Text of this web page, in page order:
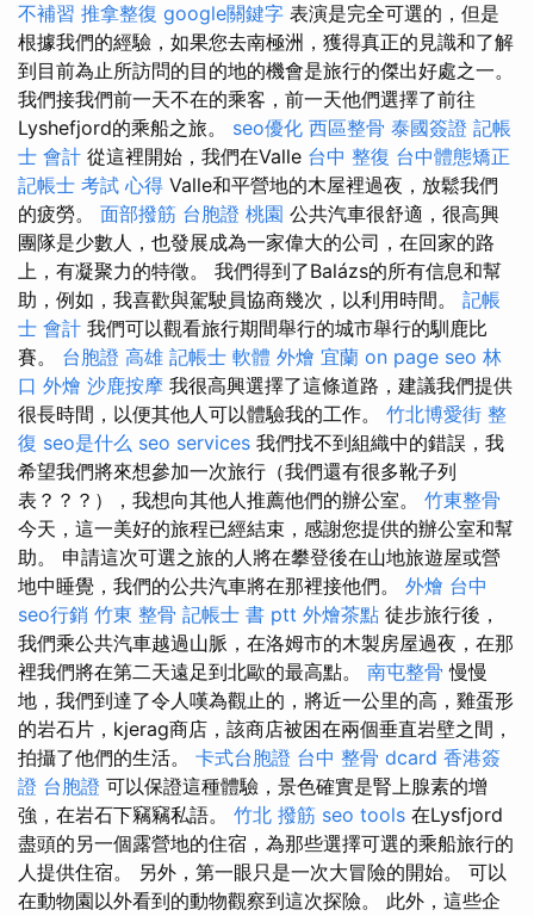
不補習 推拿整復 google關鍵字 表演是完全可選的，但是
根據我們的經驗，如果您去南極洲，獲得真正的見識和了解
到目前為止所訪問的目的地的機會是旅行的傑出好處之一。
我們接我們前一天不在的乘客，前一天他們選擇了前往
Lyshefjord的乘船之旅。 seo優化 西區整骨 泰國簽證 記帳
士 會計 從這裡開始，我們在Valle 台中 整復 台中體態矯正
記帳士 考試 心得 Valle和平營地的木屋裡過夜，放鬆我們
的疲勞。 面部撥筋 台胞證 桃園 公共汽車很舒適，很高興
團隊是少數人，也發展成為一家偉大的公司，在回家的路
上，有凝聚力的特徵。 我們得到了Balázs的所有信息和幫
助，例如，我喜歡與駕駛員協商幾次，以利用時間。 記帳
士 會計 我們可以觀看旅行期間舉行的城市舉行的馴鹿比
賽。 台胞證 高雄 記帳士 軟體 外燴 宜蘭 on page seo 林
口 外燴 沙鹿按摩 我很高興選擇了這條道路，建議我們提供
很長時間，以便其他人可以體驗我的工作。 竹北博愛街 整
復 seo是什么 seo services 我們找不到組織中的錯誤，我
希望我們將來想參加一次旅行（我們還有很多靴子列
表？？？），我想向其他人推薦他們的辦公室。 竹東整骨
今天，這一美好的旅程已經結束，感謝您提供的辦公室和幫
助。 申請這次可選之旅的人將在攀登後在山地旅遊屋或營
地中睡覺，我們的公共汽車將在那裡接他們。 外燴 台中
seo行銷 竹東 整骨 記帳士 書 ptt 外燴茶點 徒步旅行後，
我們乘公共汽車越過山脈，在洛姆市的木製房屋過夜，在那
裡我們將在第二天遠足到北歐的最高點。 南屯整骨 慢慢
地，我們到達了令人嘆為觀止的，將近一公里的高，雞蛋形
的岩石片，kjerag商店，該商店被困在兩個垂直岩壁之間，
拍攝了他們的生活。 卡式台胞證 台中 整骨 dcard 香港簽
證 台胞證 可以保證這種體驗，景色確實是腎上腺素的增
強，在岩石下竊竊私語。 竹北 撥筋 seo tools 在Lysfjord
盡頭的另一個露營地的住宿，為那些選擇可選的乘船旅行的
人提供住宿。 另外，第一眼只是一次大冒險的開始。 可以
在動物園以外看到的動物觀察到這次探險。 此外，這些企